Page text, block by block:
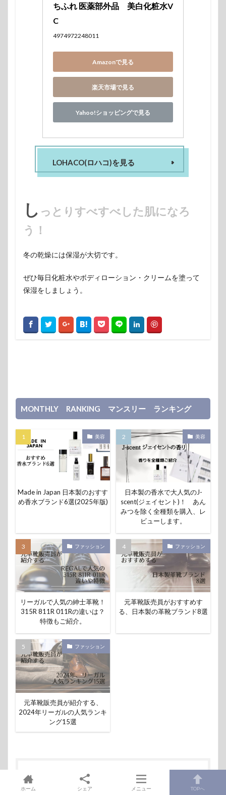
ちふれ 医薬部外品　美白化粧水V
C
4974972248011
Amazonで見る
楽天市場で見る
Yahoo!ショッピングで見る
LOHACO(ロハコ)を見る
し っとりすべすべした肌になろ
う！
冬の乾燥には保湿が大切です。
ぜひ毎日化粧水やボディローション・クリームを塗って
保湿をしましょう。
MONTHLY RANKING マンスリー ランキング
美容
Made in Japan 日本製のおすす
め香水ブランド6選(2025年版)
美容
日本製の香水で大人気のJ-
scent(ジェイセント)！ あん
みつを除く全種類を購入、レ
ビューします。
ファッション
リーガルで人気の紳士革靴！
315R 811R 011Rの違いは？
特徴もご紹介。
ファッション
元革靴販売員がおすすめす
る、日本製の革靴ブランド8選
ファッション
元革靴販売員が紹介する、
2024年リーガルの人気ランキ
ング15選
この記事を書いた人
ホーム シェア メニュー TOPへ